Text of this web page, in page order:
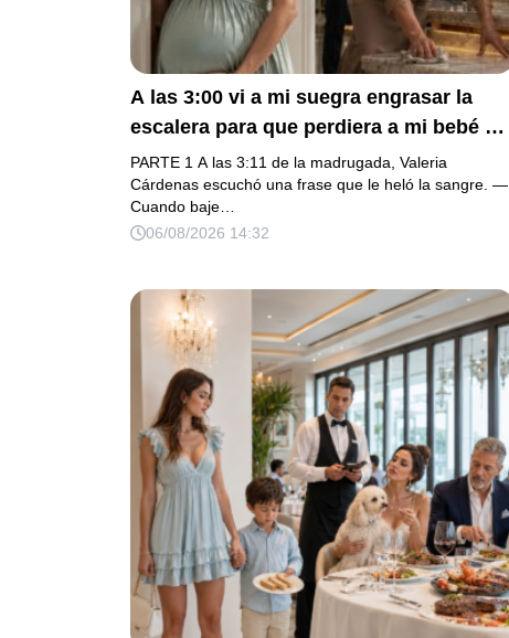
A las 3:00 vi a mi suegra engrasar la
escalera para que perdiera a mi bebé y
mi esposo cobrara 25 millones… pero la
persona que cayó reveló el secreto más
cruel de la familia
PARTE 1 A las 3:11 de la madrugada, Valeria
Cárdenas escuchó una frase que le heló la sangre. —
Cuando baje…
06/08/2026 14:32